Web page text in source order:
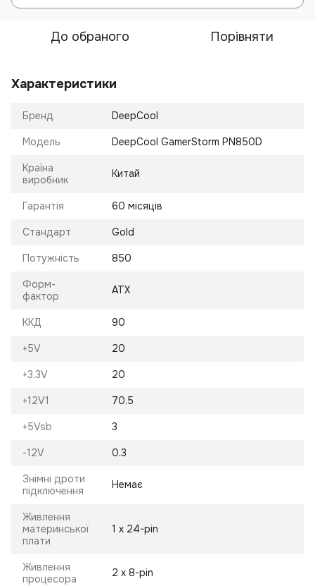
До обраного Порівняти
Характеристики
Бренд DeepCool
Модель DeepCool GamerStorm PN850D
Країна
виробник
Китай
Гарантія 60 місяців
Стандарт Gold
Потужність 850
Форм-
фактор
ATX
ККД 90
+5V 20
+3.3V 20
+12V1 70.5
+5Vsb 3
-12V 0.3
Знімні дроти
підключення
Немає
Живлення
материнської
плати
1 х 24-pin
Живлення
процесора
2 х 8-pin